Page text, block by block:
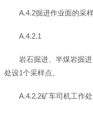
A.4.2掘进作业面的采
A.4.2.1
岩石掘进、半煤岩掘
处设1个采样点。
A.4.2.2矿车司机工作处